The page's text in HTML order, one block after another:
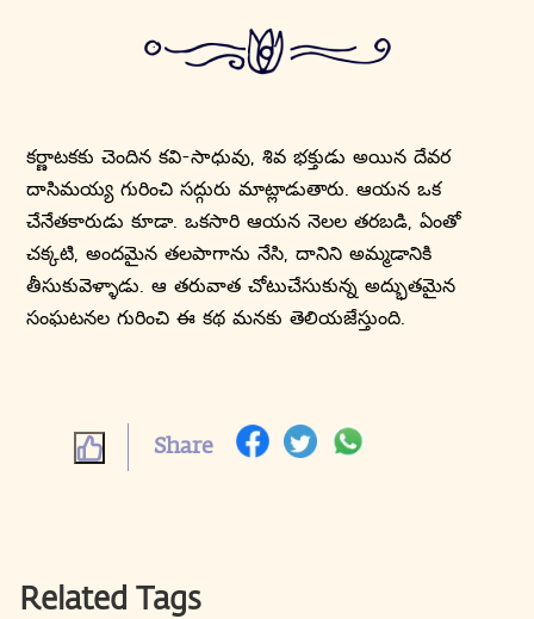
కర్ణాటకకు చెందిన కవి-సాధువు, శివ భక్తుడు అయిన దేవర
దాసిమయ్య గురించి సద్గురు మాట్లాడుతారు. ఆయన ఒక
చేనేతకారుడు కూడా. ఒకసారి ఆయన నెలల తరబడి, ఏంతో
చక్కటి, అందమైన తలపాగాను నేసి, దానిని అమ్మడానికి
తీసుకువెళ్ళాడు. ఆ తరువాత చోటుచేసుకున్న అద్భుతమైన
సంఘటనల గురించి ఈ కథ మనకు తెలియజేస్తుంది.
Share
Related Tags